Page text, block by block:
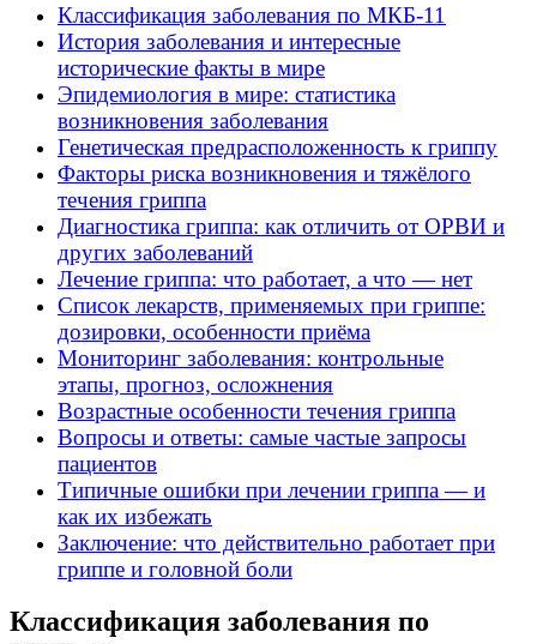
Классификация заболевания по МКБ-11
История заболевания и интересные
исторические факты в мире
Эпидемиология в мире: статистика
возникновения заболевания
Генетическая предрасположенность к гриппу
Факторы риска возникновения и тяжёлого
течения гриппа
Диагностика гриппа: как отличить от ОРВИ и
других заболеваний
Лечение гриппа: что работает, а что — нет
Список лекарств, применяемых при гриппе:
дозировки, особенности приёма
Мониторинг заболевания: контрольные
этапы, прогноз, осложнения
Возрастные особенности течения гриппа
Вопросы и ответы: самые частые запросы
пациентов
Типичные ошибки при лечении гриппа — и
как их избежать
Заключение: что действительно работает при
гриппе и головной боли
Классификация заболевания по